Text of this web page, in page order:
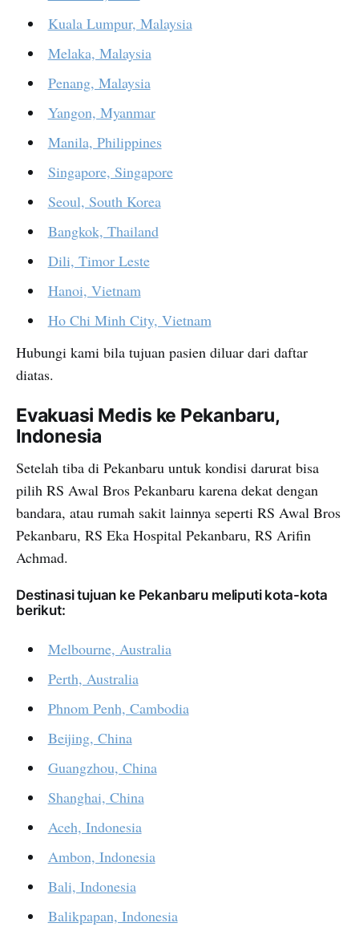
Kuala Lumpur, Malaysia
Melaka, Malaysia
Penang, Malaysia
Yangon, Myanmar
Manila, Philippines
Singapore, Singapore
Seoul, South Korea
Bangkok, Thailand
Dili, Timor Leste
Hanoi, Vietnam
Ho Chi Minh City, Vietnam
Hubungi kami bila tujuan pasien diluar dari daftar
diatas.
Evakuasi Medis ke Pekanbaru,
Indonesia
Setelah tiba di Pekanbaru untuk kondisi darurat bisa
pilih RS Awal Bros Pekanbaru karena dekat dengan
bandara, atau rumah sakit lainnya seperti RS Awal Bros
Pekanbaru, RS Eka Hospital Pekanbaru, RS Arifin
Achmad.
Destinasi tujuan ke Pekanbaru meliputi kota-kota
berikut:
Melbourne, Australia
Perth, Australia
Phnom Penh, Cambodia
Beijing, China
Guangzhou, China
Shanghai, China
Aceh, Indonesia
Ambon, Indonesia
Bali, Indonesia
Balikpapan, Indonesia